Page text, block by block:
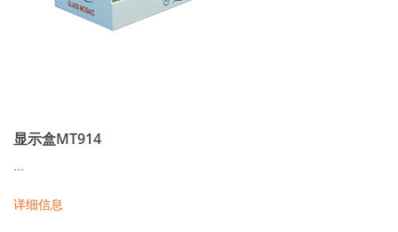
显示盒MT914
...
详细信息